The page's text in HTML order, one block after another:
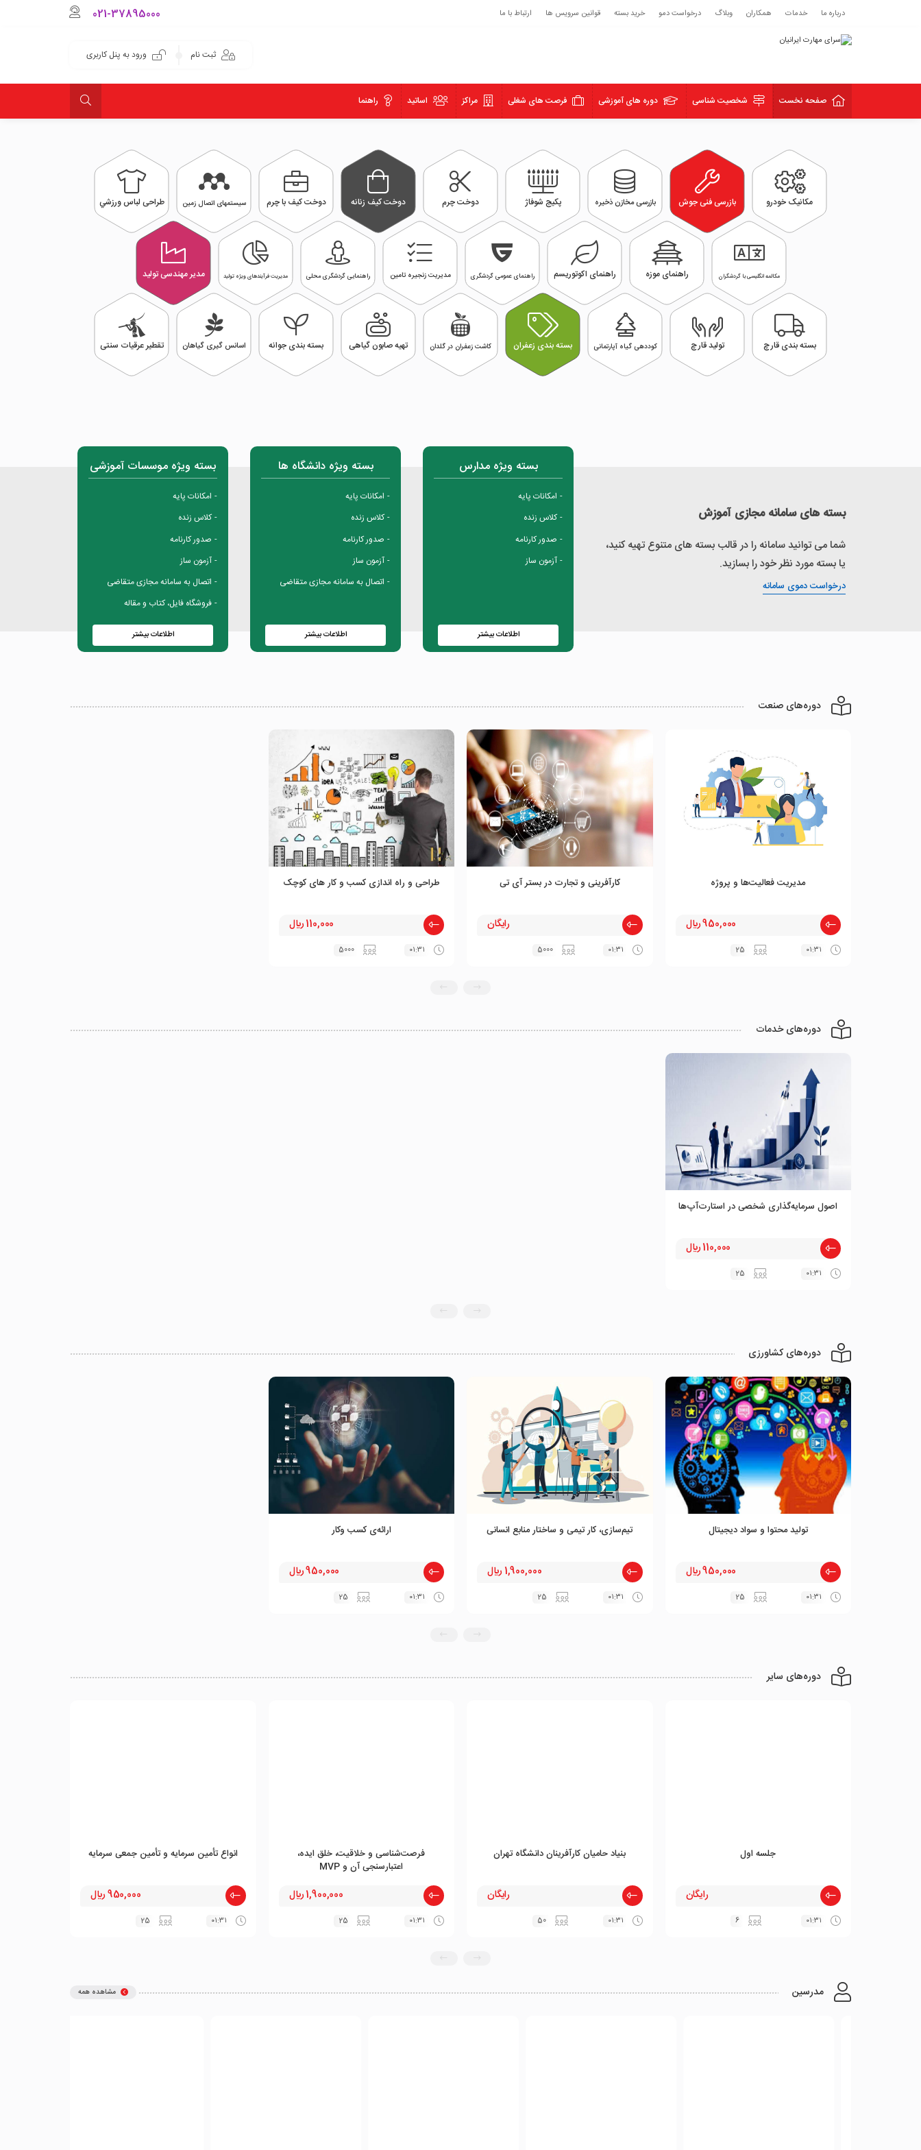
درباره ما خدمات همکاران وبلاگ درخواست دمو خرید بسته قوانین سرویس ها ارتباط با ما 021-37895000
ثبت نام ورود به پنل کاربری
صفحه نخست شخصیت شناسی دوره های آموزشی فرصت های شغلی مراکز اساتید راهنما
مکانیک خودرو بازرسی فنی جوش بازرسی مخازن ذخیره پکیج شوفاژ دوخت چرم دوخت کیف زنانه دوخت کیف با چرم سیستمهای اتصال زمین طراحی لباس ورزشي
مکالمه انگلیسی با گردشگران راهنمای موزه راهنمای اکوتوریسم راهنمای عمومی گردشگری مدیریت زنجیره تامین راهنمایی گردشگری محلی مدیریت فرآیندهای ویژه تولید مدیر مهندسی تولید
بسته بندی قارچ تولید قارچ کوددهی گیاه آپارتمانی بسته بندی زعفران کاشت زعفران در گلدان تهیه صابون گیاهی بسته بندی جوانه اسانس گیری گیاهان تقطیر عرقیات سنتی
بسته های سامانه مجازی آموزش
شما می توانید سامانه را در قالب بسته های متنوع تهیه کنید،
یا بسته مورد نظر خود را بسازید.
درخواست دموی سامانه
بسته ویژه مدارس
امکانات پایه
کلاس زنده
صدور کارنامه
آزمون ساز
اطلاعات بیشتر
بسته ویژه دانشگاه ها
امکانات پایه
کلاس زنده
صدور کارنامه
آزمون ساز
اتصال به سامانه مجازی متقاضی
اطلاعات بیشتر
بسته ویژه موسسات آموزشی
امکانات پایه
کلاس زنده
صدور کارنامه
آزمون ساز
اتصال به سامانه مجازی متقاضی
فروشگاه فایل، کتاب و مقاله
اطلاعات بیشتر
دوره‌های صنعت
مدیریت فعالیت‌ها و پروژه
950,000 ﷼
۰۱:۳۱ 25
کارآفرینی و تجارت در بستر آی تی
رایگان
۰۱:۳۱ 5000
طراحی و راه اندازی کسب و کار های کوچک
110,000 ﷼
۰۱:۳۱ 5000
دوره‌های خدمات
اصول سرمایه‌گذاری شخصی در استارت‌آپ‌ها
110,000 ﷼
۰۱:۳۱ 25
دوره‌های کشاورزی
تولید محتوا و سواد دیجیتال
950,000 ﷼
۰۱:۳۱ 25
تیم‌سازی، کار تیمی و ساختار منابع انسانی
1,900,000 ﷼
۰۱:۳۱ 25
ارائه‌ی کسب‌ وکار
950,000 ﷼
۰۱:۳۱ 25
دوره‌های سایر
جلسه اول
رایگان
۰۱:۳۱ 6
بنیاد حامیان کارآفرینان دانشگاه تهران
رایگان
۰۱:۳۱ 50
فرصت‌شناسی و خلاقیت، خلق ایده،
اعتبارسنجی آن و MVP
1,900,000 ﷼
۰۱:۳۱ 25
انواع تأمین سرمایه و تأمین جمعی سرمایه
950,000 ﷼
۰۱:۳۱ 25
مدرسین مشاهده همه